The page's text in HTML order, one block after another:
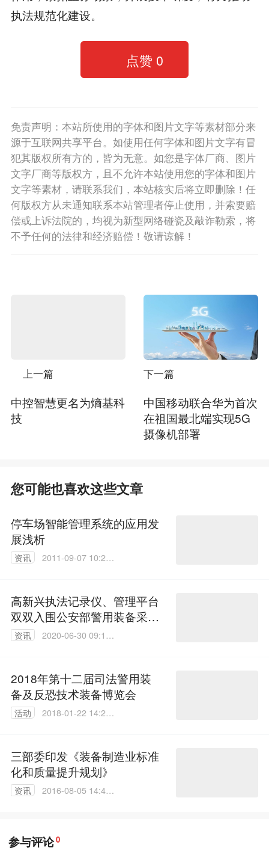
执法规范化建设。
点赞 0
免责声明：本站所使用的字体和图片文字等素材部分来
源于互联网共享平台。如使用任何字体和图片文字有冒
犯其版权所有方的，皆为无意。如您是字体厂商、图片
文字厂商等版权方，且不允许本站使用您的字体和图片
文字等素材，请联系我们，本站核实后将立即删除！任
何版权方从未通知联系本站管理者停止使用，并索要赔
偿或上诉法院的，均视为新型网络碰瓷及敲诈勒索，将
不予任何的法律和经济赔偿！敬请谅解！
上一篇
中控智慧更名为熵基科
技
下一篇
中国移动联合华为首次
在祖国最北端实现5G
摄像机部署
您可能也喜欢这些文章
停车场智能管理系统的应用发
展浅析
资讯
2011-09-07 10:25:
高新兴执法记录仪、管理平台
双双入围公安部警用装备采购
目录
资讯
2020-06-30 09:10:
2018年第十二届司法警用装
备及反恐技术装备博览会
活动
2018-01-22 14:20:
三部委印发《装备制造业标准
化和质量提升规划》
资讯
2016-08-05 14:46:
参与评论0